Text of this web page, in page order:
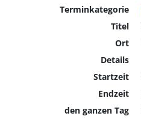
Terminkategorie
Titel
Ort
Details
Startzeit
Endzeit
den ganzen Tag